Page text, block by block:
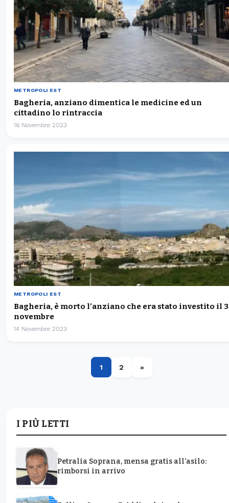
METROPOLI EST
Bagheria, anziano dimentica le medicine ed un
cittadino lo rintraccia
16 Novembre 2023
METROPOLI EST
Bagheria, è morto l’anziano che era stato investito il 3
novembre
14 Novembre 2023
1 2 »
I PIÙ LETTI
Petralia Soprana, mensa gratis all’asilo:
rimborsi in arrivo